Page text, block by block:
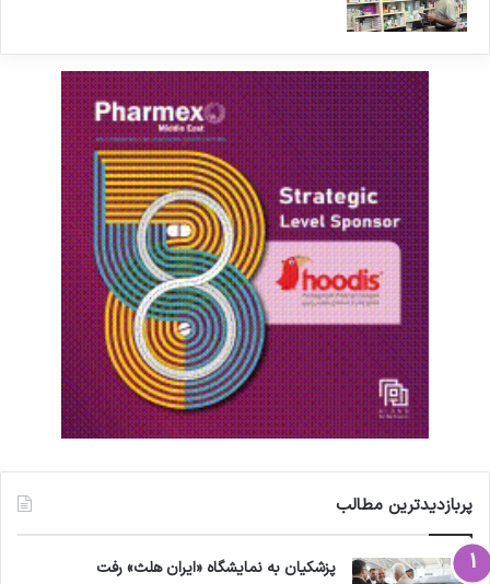
پربازدیدترین مطالب
پزشکیان به نمایشگاه «ایران هلث» رفت